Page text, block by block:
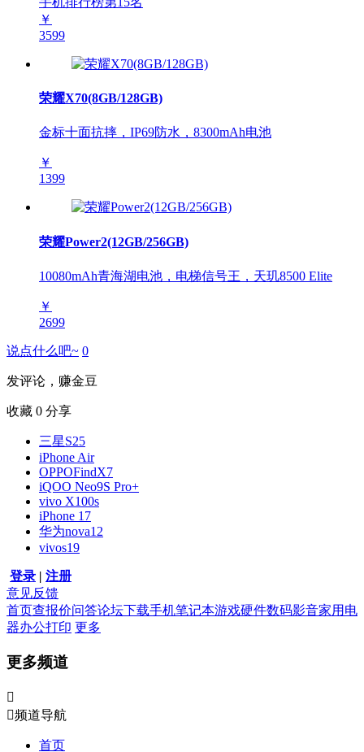
￥
3599
荣耀X70(8GB/128GB)
金标十面抗摔，IP69防水，8300mAh电池
￥
1399
荣耀Power2(12GB/256GB)
10080mAh青海湖电池，电梯信号王，天玑8500 Elite
￥
2699
说点什么吧~ 0
发评论，赚金豆
收藏 0 分享
三星S25
iPhone Air
OPPOFindX7
iQOO Neo9S Pro+
vivo X100s
iPhone 17
华为nova12
vivos19
登录 | 注册
意见反馈
首页查报价问答论坛下载手机笔记本游戏硬件数码影音家用电
器办公打印 更多
更多频道

频道导航
首页